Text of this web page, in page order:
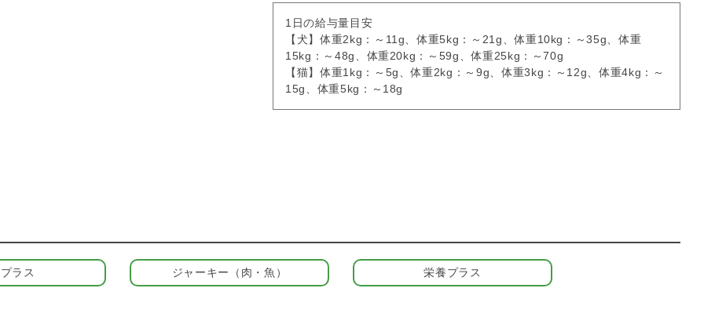
1日の給与量目安
【犬】体重2kg：～11g、体重5kg：～21g、体重10kg：～35g、体重
15kg：～48g、体重20kg：～59g、体重25kg：～70g
【猫】体重1kg：～5g、体重2kg：～9g、体重3kg：～12g、体重4kg：～
15g、体重5kg：～18g
ラス ジャーキー（肉・魚） 栄養プラス